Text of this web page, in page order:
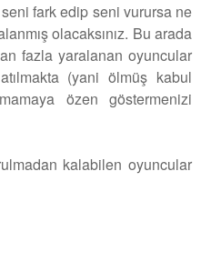
fark edip seni vurursa ne
olacaksınız. Bu arada
fazla yaralanan oyuncular
(yani ölmüş kabul
özen göstermenizi
kalabilen oyuncular